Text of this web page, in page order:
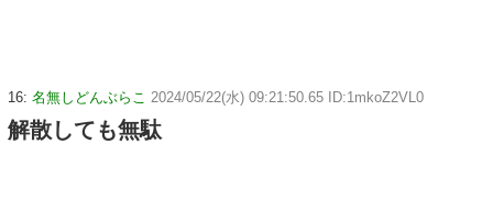
16: 名無しどんぶらこ 2024/05/22(水) 09:21:50.65 ID:1mkoZ2VL0
解散しても無駄